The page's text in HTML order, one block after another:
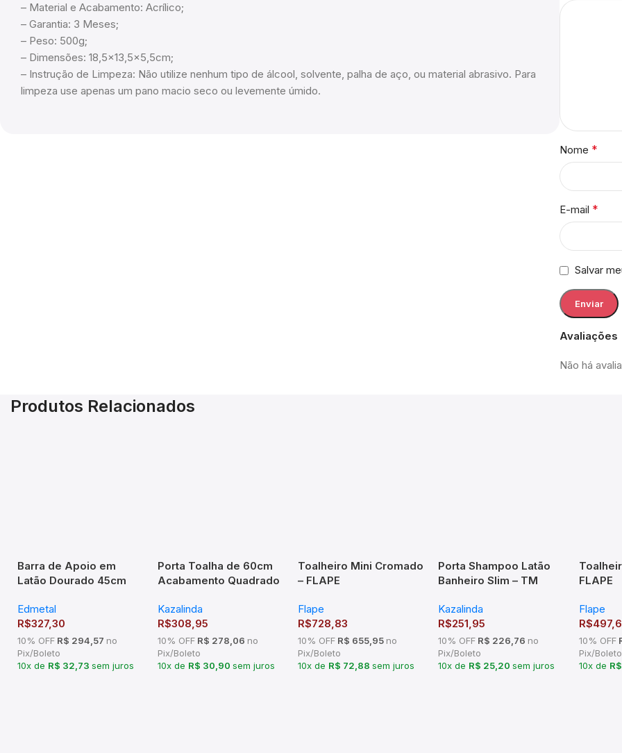
– Material e Acabamento: Acrílico;
– Garantia: 3 Meses;
– Peso: 500g;
– Dimensões: 18,5×13,5×5,5cm;
– Instrução de Limpeza: Não utilize nenhum tipo de álcool, solvente, palha de aço, ou material abrasivo. Para
limpeza use apenas um pano macio seco ou levemente úmido.
Avaliações
Não há
Nome *
E-mail *
Salvar
Produtos Relacionados
Barra de Apoio em
Latão Dourado 45cm
Edmetal
R$327,30
10% OFF R$ 294,57 no
Pix/Boleto
10x de R$ 32,73 sem juros
Porta Toalha de 60cm
Acabamento Quadrado
Kazalinda
R$308,95
10% OFF R$ 278,06 no
Pix/Boleto
10x de R$ 30,90sem juros
Toalheiro Mini Cromado
– FLAPE
Flape
R$728,83
10% OFF R$ 655,95 no
Pix/Boleto
10x de R$ 72,88sem juros
Porta Shampoo Latão
Banheiro Slim – TM
Kazalinda
R$251,95
10% OFF R$ 226,76 no
Pix/Boleto
10x de R$ 25,20sem juros
FLAPE
Flape
R$
10% OFF
Pix/Boleto
10x de